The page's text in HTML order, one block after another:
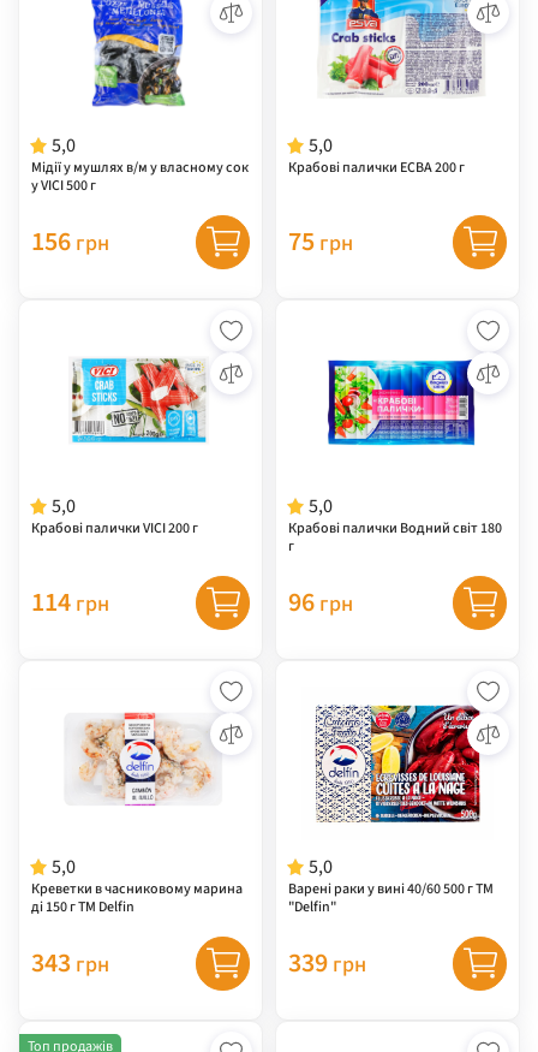
5,0
Мідії у мушлях в/м у власному сок
у VICI 500 г
156 грн
5,0
Крабові палички ЕСВА 200 г
75 грн
5,0
Крабові палички VICI 200 г
114 грн
5,0
Крабові палички Водний світ 180
г
96 грн
5,0
Креветки в часниковому марина
ді 150 г ТМ Delfin
343 грн
5,0
Варені раки у вині 40/60 500 г ТМ
"Delfin"
339 грн
Топ продажів